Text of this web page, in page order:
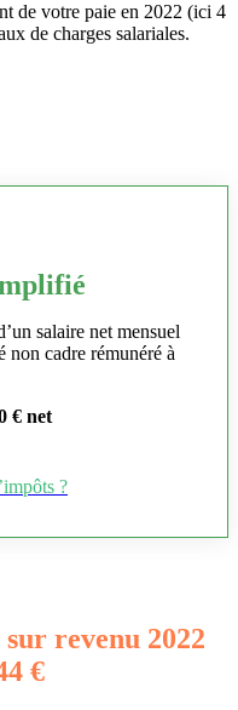
de votre paie en 2022 (ici 4
de charges salariales.
salaire net mensuel
non cadre rémunéré à
€ net
?
revenu 2022
€